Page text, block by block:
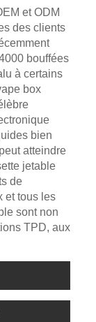
et ODM
des clients
bouffées
à certains
box
bien
atteindre
jetable
de
et tous les
sont non
TPD, aux